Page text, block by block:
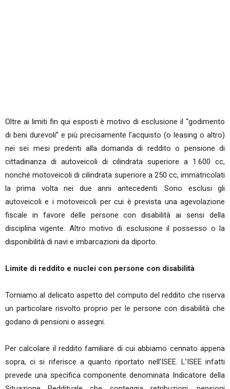
Oltre ai limiti fin qui esposti è motivo di esclusione il “godimento
di beni durevoli” e più precisamente l’acquisto (o leasing o altro)
nei sei mesi predenti alla domanda di reddito o pensione di
cittadinanza di autoveicoli di cilindrata superiore a 1.600 cc,
nonché motoveicoli di cilindrata superiore a 250 cc, immatricolati
la prima volta nei due anni antecedenti. Sono esclusi gli
autoveicoli e i motoveicoli per cui è prevista una agevolazione
fiscale in favore delle persone con disabilità ai sensi della
disciplina vigente. Altro motivo di esclusione il possesso o la
disponibilità di navi e imbarcazioni da diporto.
Limite di reddito e nuclei con persone con disabilità
Torniamo al delicato aspetto del computo del reddito che riserva
un particolare risvolto proprio per le persone con disabilità che
godano di pensioni o assegni.
Per calcolare il reddito familiare di cui abbiamo cennato appena
sopra, ci si riferisce a quanto riportato nell’ISEE. L’ISEE infatti
prevede una specifica componente denominata Indicatore della